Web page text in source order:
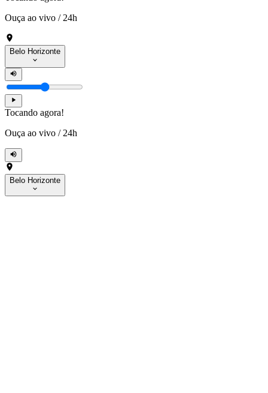
Ouça ao vivo / 24h
Belo Horizonte
Tocando agora!
Ouça ao vivo / 24h
Belo Horizonte